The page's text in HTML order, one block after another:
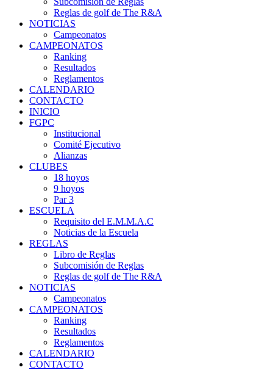
Reglas de golf de The R&A
NOTICIAS
Campeonatos
CAMPEONATOS
Ranking
Resultados
Reglamentos
CALENDARIO
CONTACTO
INICIO
FGPC
Institucional
Comité Ejecutivo
Alianzas
CLUBES
18 hoyos
9 hoyos
Par 3
ESCUELA
Requisito del E.M.M.A.C
Noticias de la Escuela
REGLAS
Libro de Reglas
Subcomisión de Reglas
Reglas de golf de The R&A
NOTICIAS
Campeonatos
CAMPEONATOS
Ranking
Resultados
Reglamentos
CALENDARIO
CONTACTO